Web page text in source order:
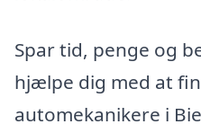
Spar tid, penge og
hjælpe dig med at
automekanikere i